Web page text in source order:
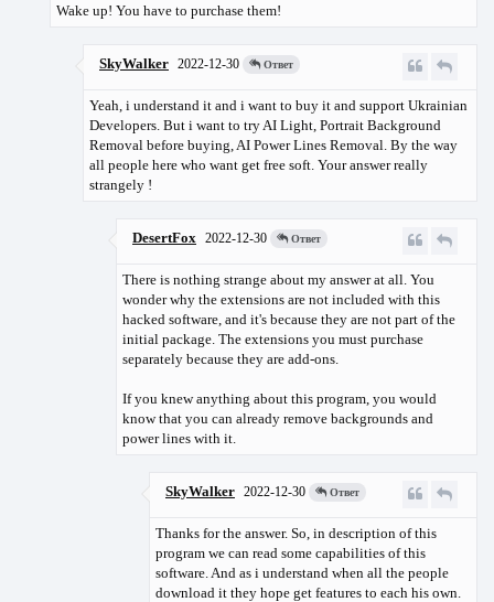
Wake up! You have to purchase them!
SkyWalker 2022-12-30 Ответ
Yeah, i understand it and i want to buy it and support Ukrainian
Developers. But i want to try AI Light, Portrait Background
Removal before buying, AI Power Lines Removal. By the way
all people here who want get free soft. Your answer really
strangely !
DesertFox 2022-12-30 Ответ
There is nothing strange about my answer at all. You
wonder why the extensions are not included with this
hacked software, and it's because they are not part of the
initial package. The extensions you must purchase
separately because they are add-ons.
If you knew anything about this program, you would
know that you can already remove backgrounds and
power lines with it.
SkyWalker 2022-12-30 Ответ
Thanks for the answer. So, in description of this
program we can read some capabilities of this
software. And as i understand when all the people
download it they hope get features to each his own.